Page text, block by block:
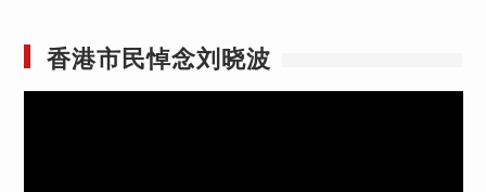
香港市民悼念刘晓波